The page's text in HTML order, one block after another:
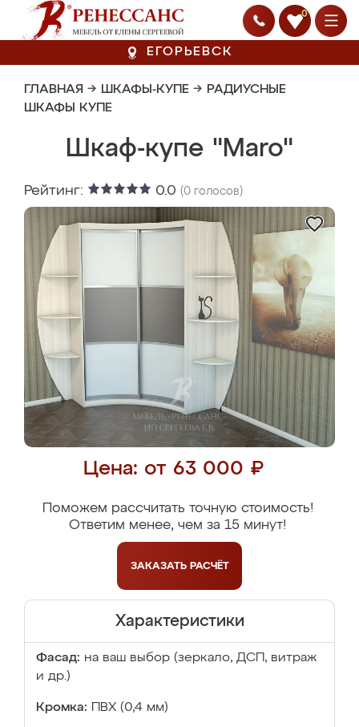
0
ЕГОРЬЕВСК
ГЛАВНАЯ → ШКАФЫ-КУПЕ → РАДИУСНЫЕ
ШКАФЫ КУПЕ
Шкаф-купе "Maro"
Рейтинг: 0.0 (0 голосов)
Цена: от 63 000 ₽
Поможем рассчитать точную стоимость!
Ответим менее, чем за 15 минут!
ЗАКАЗАТЬ РАСЧЁТ
Характеристики
Фасад: на ваш выбор (зеркало, ДСП, витраж
и др.)
Кромка: ПВХ (0,4 мм)